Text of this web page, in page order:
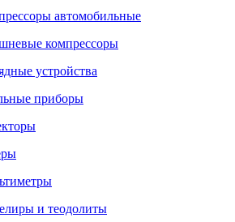
автомобильные
компрессоры
устройства
приборы
и теодолиты